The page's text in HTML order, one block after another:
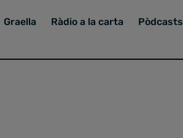
Graella Ràdio a la carta Pòdcasts